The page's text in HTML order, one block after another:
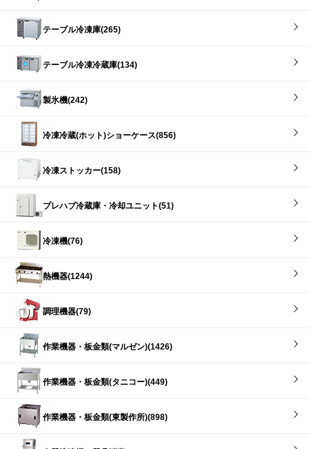
テーブル冷凍庫(265)
テーブル冷凍冷蔵庫(134)
製氷機(242)
冷凍冷蔵(ホット)ショーケース(856)
冷凍ストッカー(158)
プレハブ冷蔵庫・冷却ユニット(51)
冷凍機(76)
熱機器(1244)
調理機器(79)
作業機器・板金類(マルゼン)(1426)
作業機器・板金類(タニコー)(449)
作業機器・板金類(東製作所)(898)